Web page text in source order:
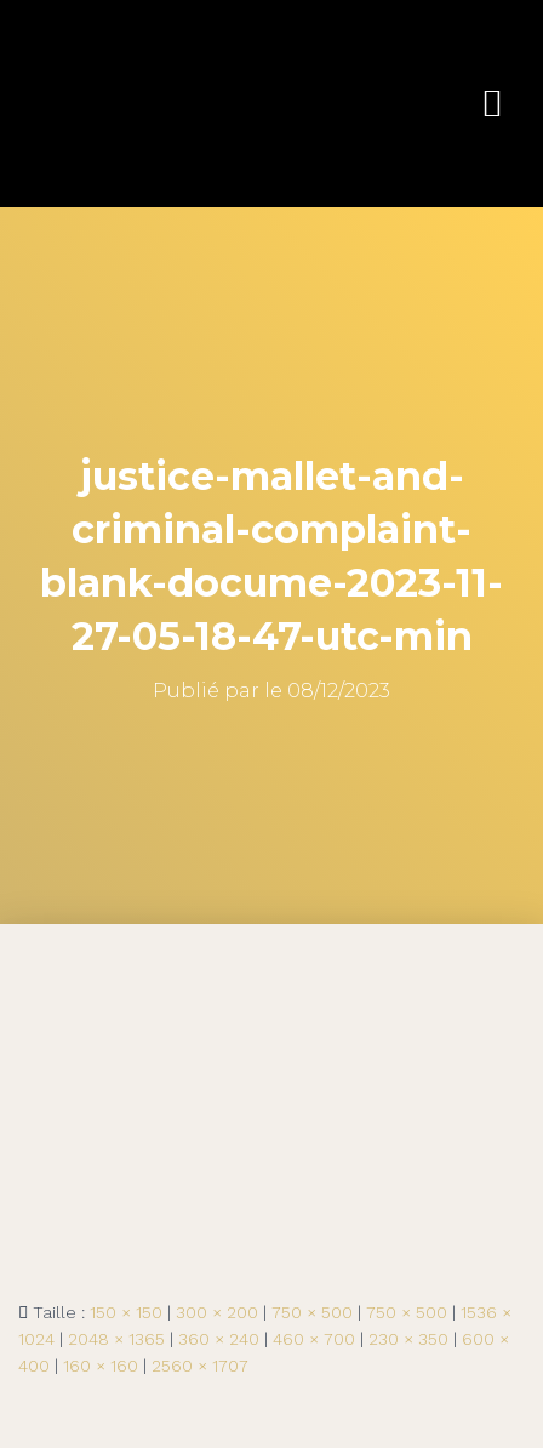
justice-mallet-and-
criminal-complaint-
blank-docume-2023-11-
27-05-18-47-utc-min
Publié par le 08/12/2023
Taille : 150 × 150 | 300 × 200 | 750 × 500 | 750 × 500 | 1536 ×
1024 | 2048 × 1365 | 360 × 240 | 460 × 700 | 230 × 350 | 600 ×
400 | 160 × 160 | 2560 × 1707